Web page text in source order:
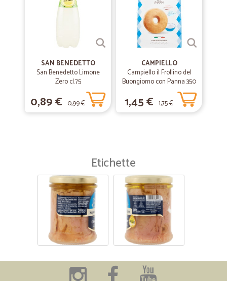
SAN BENEDETTO
San Benedetto Limone
Zero cl.75
0,89 € 0,99 €
CAMPIELLO
Campiello il Frollino del
Buongiorno con Panna 350
1,45 € 1,75 €
Etichette